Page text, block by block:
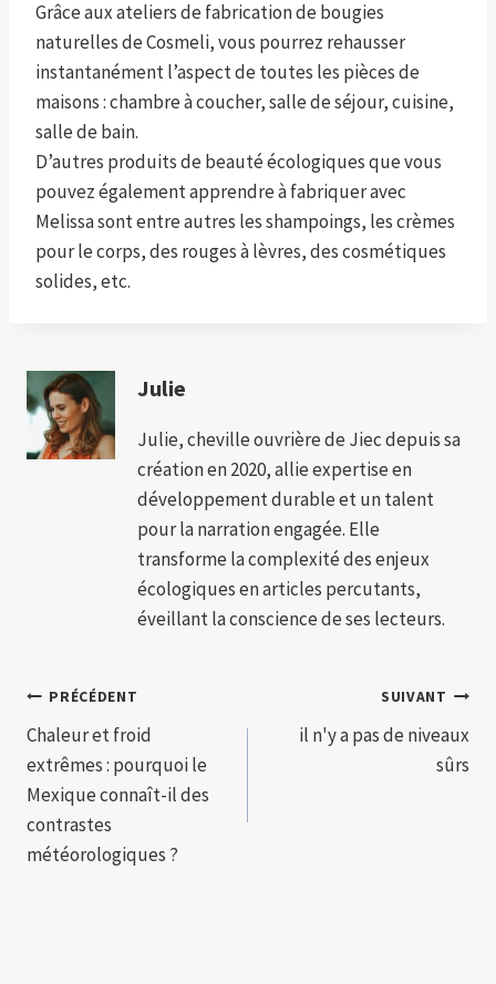
Grâce aux ateliers de fabrication de bougies
naturelles de Cosmeli, vous pourrez rehausser
instantanément l’aspect de toutes les pièces de
maisons : chambre à coucher, salle de séjour, cuisine,
salle de bain.
D’autres produits de beauté écologiques que vous
pouvez également apprendre à fabriquer avec
Melissa sont entre autres les shampoings, les crèmes
pour le corps, des rouges à lèvres, des cosmétiques
solides, etc.
Julie
Julie, cheville ouvrière de Jiec depuis sa
création en 2020, allie expertise en
développement durable et un talent
pour la narration engagée. Elle
transforme la complexité des enjeux
écologiques en articles percutants,
éveillant la conscience de ses lecteurs.
Navigation
de
l’article
PRÉCÉDENT
Chaleur et froid
extrêmes : pourquoi le
Mexique connaît-il des
contrastes
météorologiques ?
SUIVANT
il n'y a pas de niveaux
sûrs